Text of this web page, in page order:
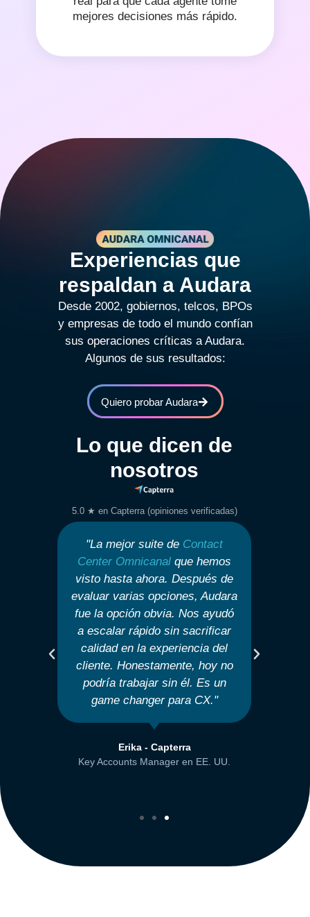
mejores decisiones más rápido.
Experiencias que
respaldan a Audara
Desde 2002, gobiernos, telcos, BPOs
y empresas de todo el mundo confían
sus operaciones críticas a Audara.
Algunos de sus resultados:
Quiero probar Audara
Lo que dicen de
nosotros
5.0 ★ en Capterra (opiniones verificadas)
"La mejor suite de Contact
Center Omnicanal que hemos
visto hasta ahora. Después de
evaluar varias opciones, Audara
fue la opción obvia. Nos ayudó
a escalar rápido sin sacrificar
calidad en la experiencia del
cliente. Honestamente, hoy no
podría trabajar sin él. Es un
game changer para CX."
Erika - Capterra
Key Accounts Manager en EE. UU.